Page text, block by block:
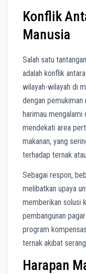
Konflik
Manusia
Salah satu
adalah konflik
wilayah-wilayah di
dengan pemukiman
harimau
mendekati area
makanan, yang
terhadap ternak
Sebagai respon,
melibatkan upaya
memberikan solusi
pembangunan
program
ternak akibat
Harapan